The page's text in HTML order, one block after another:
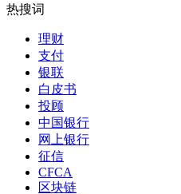
热搜词
理财
支付
银联
白皮书
投顾
中国银行
网上银行
征信
CFCA
区块链